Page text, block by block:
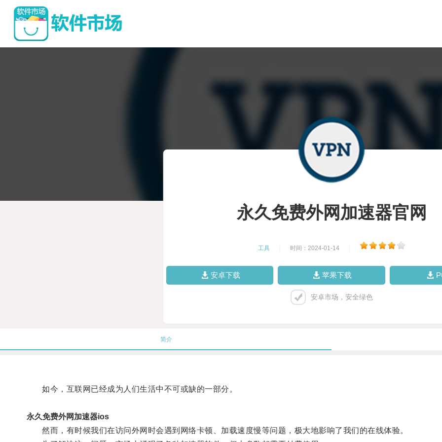
永久免费外网加速器官网
工具 时间：2024-01-14
安卓下载 苹果下载
安卓市场，安全绿色
简介
如今，互联网已经成为人们生活中不可或缺的一部分。
永久免费外网加速器ios
然而，有时候我们在访问外网时会遇到网络卡顿、加载速度慢等问题，极大地影响了我们的在线体验。